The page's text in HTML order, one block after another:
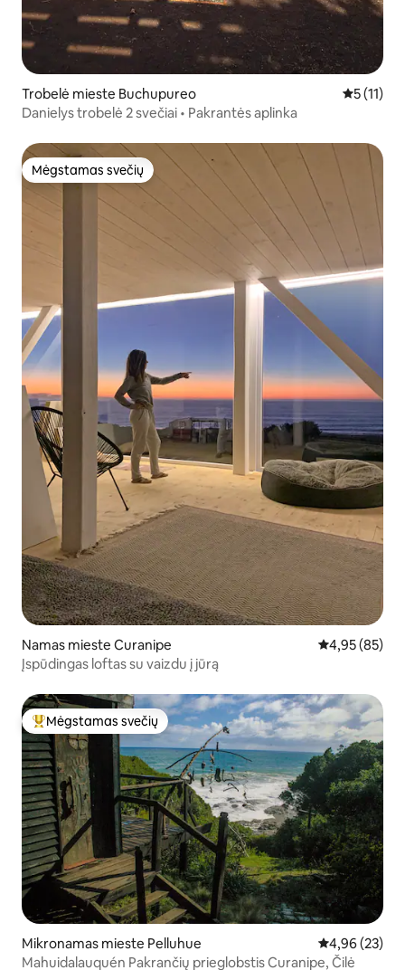
Trobelė mieste Buchupureo Vidutinis
5 (11)
Danielys trobelė 2 svečiai • Pakrantės aplinka
Mėgstamas svečių
Mėgstamas svečių
Namas mieste Curanipe Vidutinis
4,95 (85)
Įspūdingas loftas su vaizdu į jūrą
Svečių mėgstamiausias
Mėgstamas svečių
Mikronamas mieste Pelluhue Vidutinis
4,96 (23)
Mahuidalauquén Pakrančių prieglobstis Curanipe, Čilė